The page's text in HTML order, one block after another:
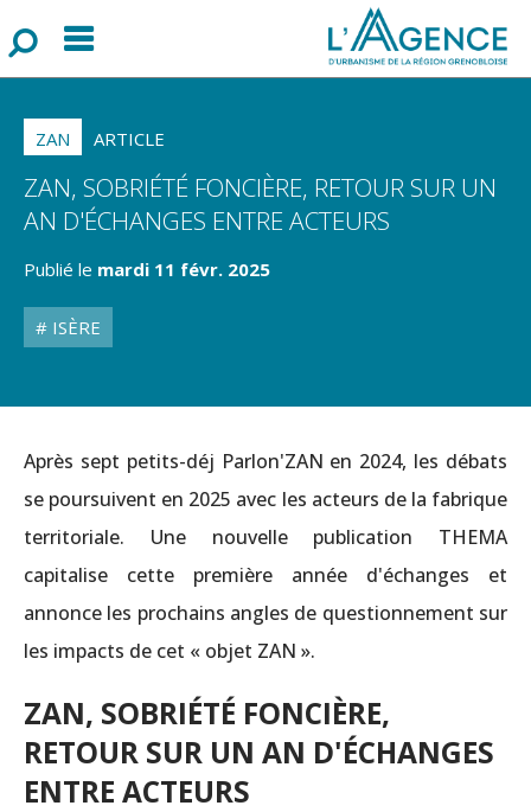
Menu
ZAN ARTICLE
ZAN, SOBRIÉTÉ FONCIÈRE, RETOUR SUR UN
AN D'ÉCHANGES ENTRE ACTEURS
Publié le mardi 11 févr. 2025
ISÈRE
Après sept petits-déj Parlon'ZAN en 2024, les débats
se poursuivent en 2025 avec les acteurs de la fabrique
territoriale. Une nouvelle publication THEMA
capitalise cette première année d'échanges et
annonce les prochains angles de questionnement sur
les impacts de cet « objet ZAN ».
ZAN, SOBRIÉTÉ FONCIÈRE,
RETOUR SUR UN AN D'ÉCHANGES
ENTRE ACTEURS